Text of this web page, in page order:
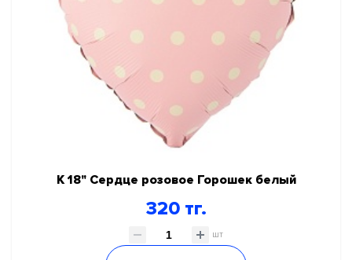
К 18" Сердце розовое Горошек белый
320 тг.
шт